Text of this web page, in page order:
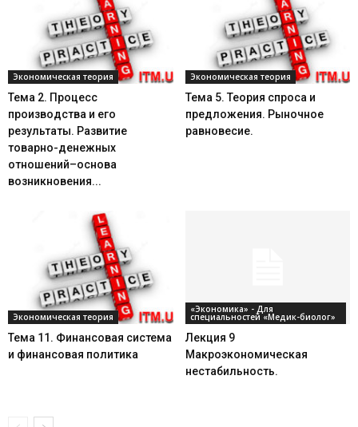
Экономическая теория
Тема 2. Процесс
производства и его
результаты. Развитие
товарно-денежных
отношений–основа
возникновения...
Экономическая теория
Тема 5. Теория спроса и
предложения. Рыночное
равновесие.
Экономическая теория
Тема 11. Финансовая система
и финансовая политика
«Экономика» - Для
специальностей «Медик-биолог»
Лекция 9
Макроэкономическая
нестабильность.